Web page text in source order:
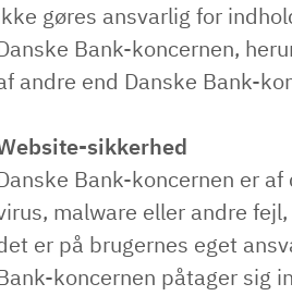
gøres ansvarlig for
Bank-koncernen,
andre end Danske Bank-
sikkerhed
Bank-koncernen er
malware eller andre
er på brugernes eget
koncernen påtager sig